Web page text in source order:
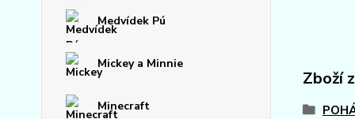
Medvídek Pú
Mickey a Minnie
Minecraft
Zboží